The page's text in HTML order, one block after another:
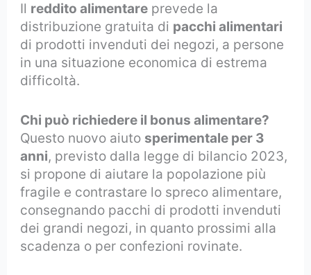
Il reddito alimentare prevede la
distribuzione gratuita di pacchi alimentari
di prodotti invenduti dei negozi, a persone
in una situazione economica di estrema
difficoltà.
Chi può richiedere il bonus alimentare?
Questo nuovo aiuto sperimentale per 3
anni, previsto dalla legge di bilancio 2023,
si propone di aiutare la popolazione più
fragile e contrastare lo spreco alimentare,
consegnando pacchi di prodotti invenduti
dei grandi negozi, in quanto prossimi alla
scadenza o per confezioni rovinate.